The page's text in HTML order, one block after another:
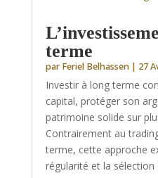
terme
par Feriel Belhassen| 27
Investir à long terme
capital, protéger son
patrimoine solide sur
Contrairement au
terme, cette approche
régularité et la sélection